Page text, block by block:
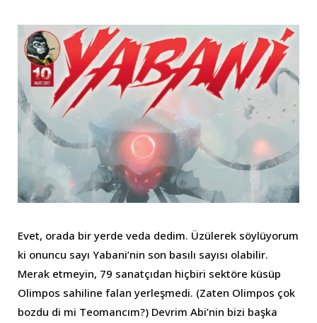
Evet, orada bir yerde veda dedim. Üzülerek söylüyorum
ki onuncu sayı Yabani’nin son basılı sayısı olabilir.
Merak etmeyin, 79 sanatçıdan hiçbiri sektöre küsüp
Olimpos sahiline falan yerleşmedi. (Zaten Olimpos çok
bozdu di mi Teomancım?) Devrim Abi’nin bizi başka